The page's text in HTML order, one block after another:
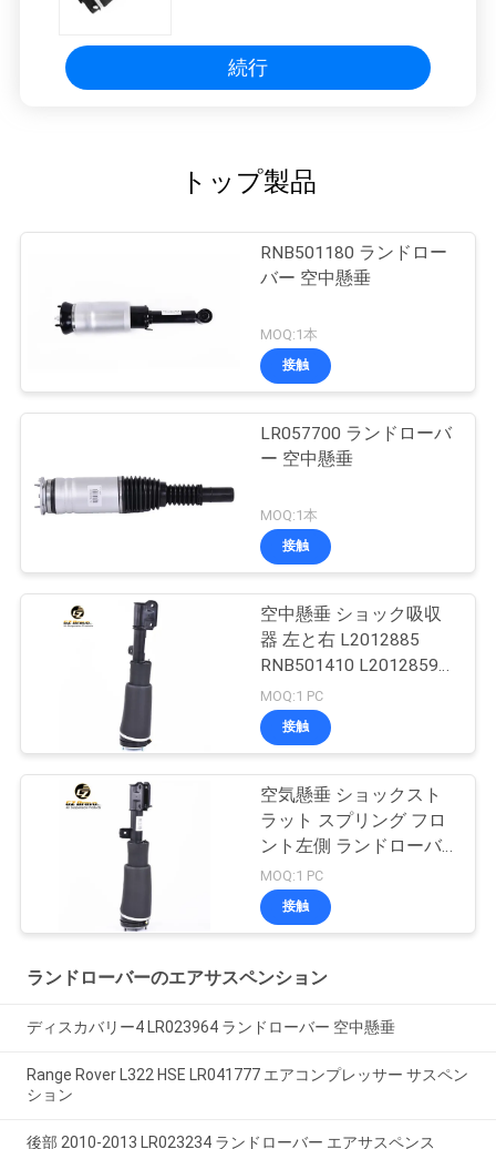
続行
トップ製品
RNB501180 ランドロー
バー 空中懸垂
MOQ:1本
接触
LR057700 ランドローバ
ー 空中懸垂
MOQ:1本
接触
空中懸垂 ショック吸収
器 左と右 L2012885
RNB501410 L2012859
ランドローバー L322
2003-2012 ADS付き
MOQ:1 PC
接触
空気懸垂 ショックスト
ラット スプリング フロ
ント左側 ランドローバ
ー 2003 2004-2009
RNB000750 RNB000740
無ADS
MOQ:1 PC
接触
ランドローバーのエアサスペンション
ディスカバリー4 LR023964 ランドローバー 空中懸垂
Range Rover L322 HSE LR041777 エアコンプレッサー サスペン
ション
後部 2010-2013 LR023234 ランドローバー エアサスペンス